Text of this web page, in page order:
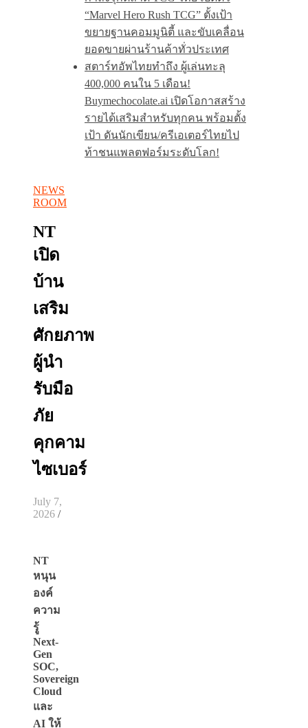
“Marvel Hero Rush TCG” ตั้งเป้า
ขยายฐานคอมมูนิตี้ และขับเคลื่อน
ยอดขายผ่านร้านค้าทั่วประเทศ
สตาร์ทอัพไทยทำถึง ผู้เล่นทะลุ
400,000 คนใน 5 เดือน!
Buymechocolate.ai เปิดโอกาสสร้าง
รายได้เสริมสำหรับทุกคน พร้อมตั้ง
เป้า ดันนักเขียน/ครีเอเตอร์ไทยไป
ท้าชนแพลตฟอร์มระดับโลก!
NEWS
ROOM
NT
เปิด
บ้าน
เสริม
ศักยภาพ
ผู้นำ
รับมือ
ภัย
คุกคาม
ไซเบอร์
July 7,
2026 /
NT
หนุน
องค์
ความ
รู้
Next-
Gen
SOC,
Sovereign
Cloud
และ
AI ให้